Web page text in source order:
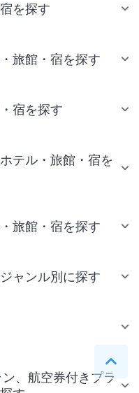
ペー
を探す
旅館・宿を探す
宿を探す
テル・旅館・宿を
旅館・宿を探す
ャンル別に探す
、航空券付きプラ